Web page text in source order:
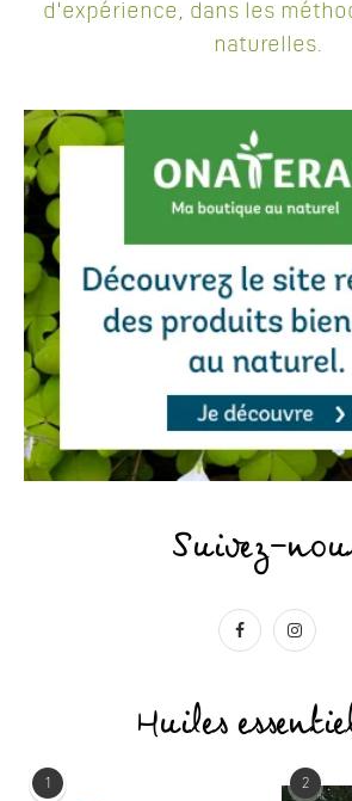
d'expérience, dans les
naturelles.
Suivez-
Huiles
1 2